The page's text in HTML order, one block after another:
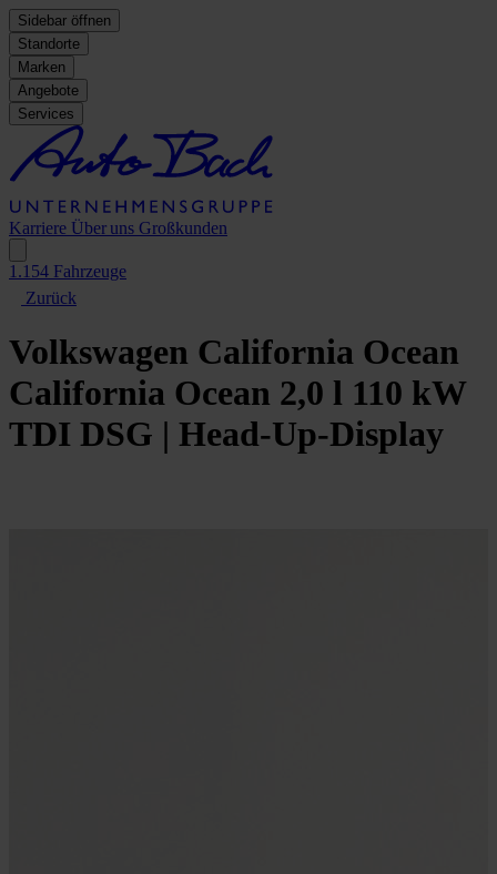
Sidebar öffnen
Standorte
Marken
Angebote
Services
Karriere Über uns Großkunden
1.154 Fahrzeuge
Zurück
Volkswagen California Ocean
California Ocean 2,0 l 110 kW
TDI DSG | Head-Up-Display